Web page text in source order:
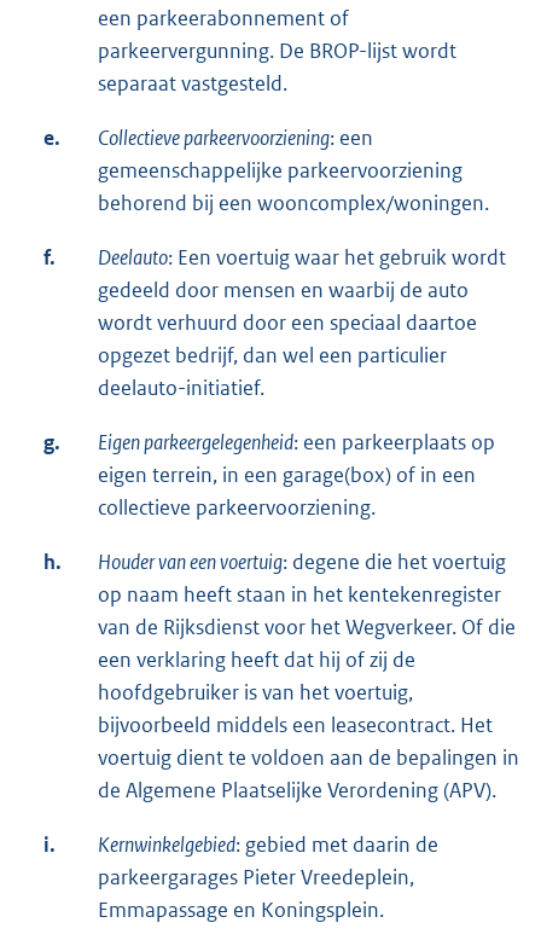
een parkeerabonnement of
parkeervergunning. De BROP-lijst wordt
separaat vastgesteld.
e. Collectieve parkeervoorziening: een
gemeenschappelijke parkeervoorziening
behorend bij een wooncomplex/woningen.
f. Deelauto: Een voertuig waar het gebruik wordt
gedeeld door mensen en waarbij de auto
wordt verhuurd door een speciaal daartoe
opgezet bedrijf, dan wel een particulier
deelauto-initiatief.
g. Eigen parkeergelegenheid: een parkeerplaats op
eigen terrein, in een garage(box) of in een
collectieve parkeervoorziening.
h. Houder van een voertuig: degene die het voertuig
op naam heeft staan in het kentekenregister
van de Rijksdienst voor het Wegverkeer. Of die
een verklaring heeft dat hij of zij de
hoofdgebruiker is van het voertuig,
bijvoorbeeld middels een leasecontract. Het
voertuig dient te voldoen aan de bepalingen in
de Algemene Plaatselijke Verordening (APV).
i. Kernwinkelgebied: gebied met daarin de
parkeergarages Pieter Vreedeplein,
Emmapassage en Koningsplein.